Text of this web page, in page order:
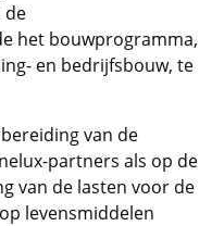
de
het bouwprogramma,
en bedrijfsbouw, te
van de
partners als op de
van de lasten voor de
levensmiddelen